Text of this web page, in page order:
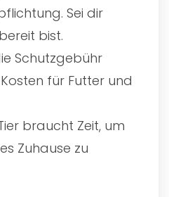
Sei dir
bist.
Schutzgebühr
für Futter und
braucht Zeit, um
Zuhause zu